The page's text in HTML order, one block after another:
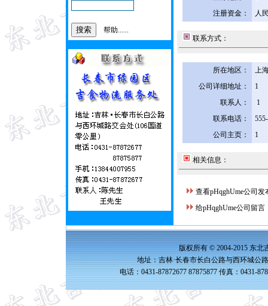
帮助......
注册资金：
人
联系方式：
所在地区：
上
公司详细地址：
1
联系人：
1
联系电话：
公司主页：
1
相关信息：
查看pHqghUme公司发
给pHqghUme公司留言
版权所有 © 2004-2015 东北
地址：吉林·长春市长白公路与西环城公
电话：0431-87872677 87875877 传真：0431-